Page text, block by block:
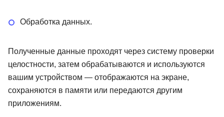
Обработка данных.
Полученные данные проходят через систему проверки
целостности, затем обрабатываются и используются
вашим устройством — отображаются на экране,
сохраняются в памяти или передаются другим
приложениям.